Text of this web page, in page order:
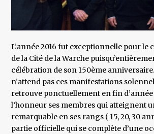
L’année 2016 fut exceptionnelle pour le
de la Cité de la Warche
célébration de son 150ème
n’attend pas ces manifestations
retrouve ponctuellement en fin
l’honneur ses membres qui atteignent
remarquable en ses rangs ( 15, 20, 30
partie officielle qui se complète d’une